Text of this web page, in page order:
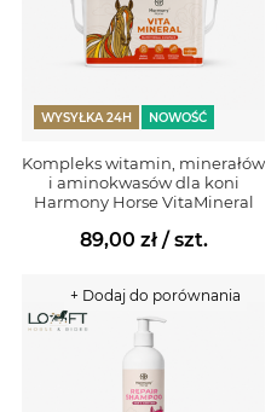
WYSYŁKA 24H NOWOŚĆ
Kompleks witamin, minerałów
i aminokwasów dla koni
Harmony Horse VitaMineral
89,00 zł/ szt.
+ Dodaj do porównania